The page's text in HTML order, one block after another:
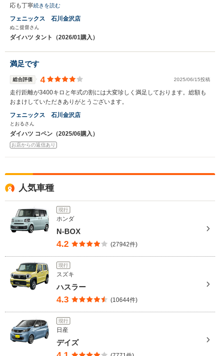
応も丁寧続きを読む
フェニックス 石川金沢店
ぬこ提督さん
ダイハツ タント（2026/01購入）
満足です
総合評価 4 2025/06/15投稿
走行距離が3400キロと年式の割には大変珍しく満足しております。総額も
おまけしていただきありがとうございます。
フェニックス 石川金沢店
とおるさん
ダイハツ コペン（2025/06購入）
お店からの返信あり
人気車種
現行
ホンダ
N-BOX
4.2 (27942件)
現行
スズキ
ハスラー
4.3 (10644件)
現行
日産
デイズ